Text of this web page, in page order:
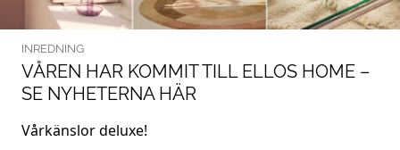
INREDNING
VÅREN HAR KOMMIT TILL ELLOS HOME –
SE NYHETERNA HÄR
Vårkänslor deluxe!